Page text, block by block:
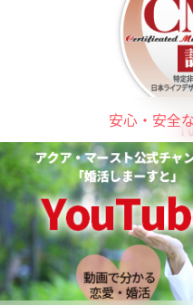
安心・安全